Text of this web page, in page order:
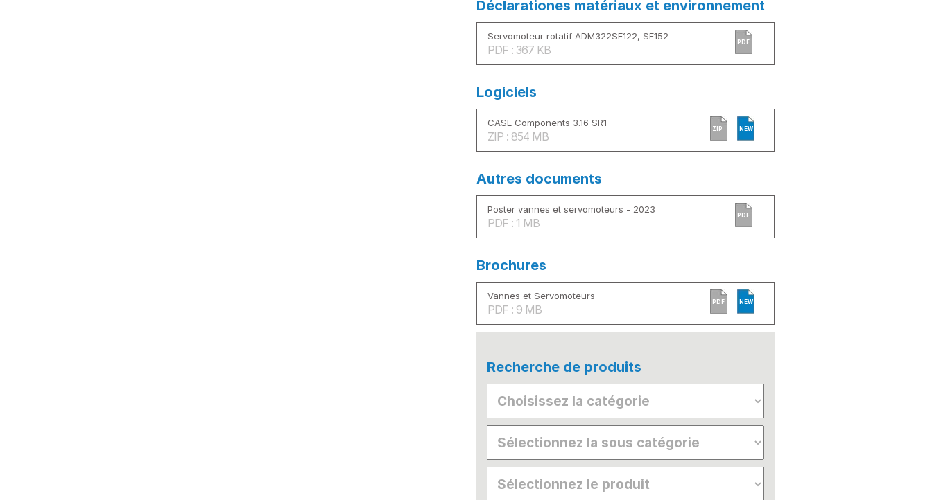
Déclarationes matériaux et environnement
Servomoteur rotatif ADM322SF122, SF152
PDF : 367 KB
PDF
Logiciels
CASE Components 3.16 SR1
ZIP : 854 MB
ZIP NEW
Autres documents
Poster vannes et servomoteurs - 2023
PDF : 1 MB
PDF
Brochures
Vannes et Servomoteurs
PDF : 9 MB
PDF NEW
Recherche de produits